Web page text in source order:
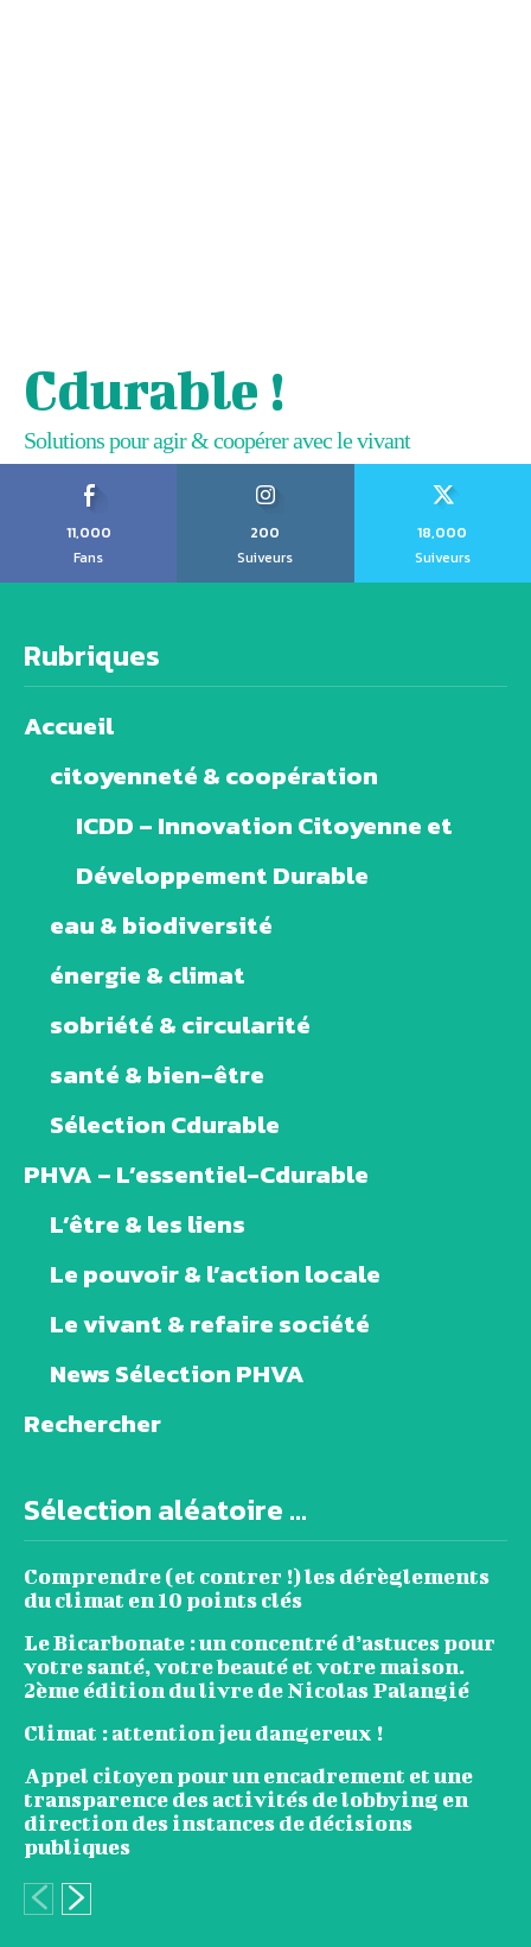
Cdurable !
Solutions pour agir & coopérer avec le vivant
11,000
Fans
200
Suiveurs
18,000
Suiveurs
Rubriques
Accueil
citoyenneté & coopération
ICDD – Innovation Citoyenne et
Développement Durable
eau & biodiversité
énergie & climat
sobriété & circularité
santé & bien-être
Sélection Cdurable
PHVA – L’essentiel-Cdurable
L’être & les liens
Le pouvoir & l’action locale
Le vivant & refaire société
News Sélection PHVA
Rechercher
Sélection aléatoire ...
Comprendre (et contrer !) les dérèglements
du climat en 10 points clés
Le Bicarbonate : un concentré d’astuces pour
votre santé, votre beauté et votre maison.
2ème édition du livre de Nicolas Palangié
Climat : attention jeu dangereux !
Appel citoyen pour un encadrement et une
transparence des activités de lobbying en
direction des instances de décisions
publiques